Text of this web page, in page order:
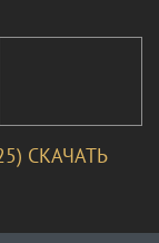
СКАЧАТЬ